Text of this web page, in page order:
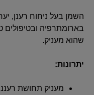
השמן בעל ניחוח רענן,
בארומתרפיה ובטיפולים
שהוא מעניק.
יתרונות:
מעניק תחושת